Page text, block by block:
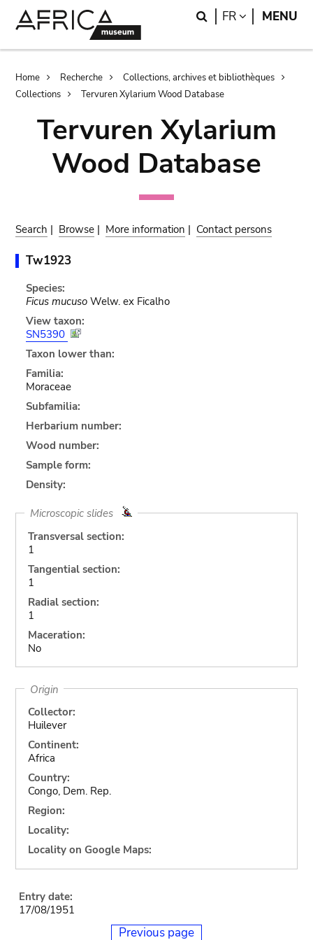
Search
FR LANGUAGE
MENU
Breadcrumb
Home Recherche
Collections, archives et bibliothèques
Collections
Tervuren Xylarium Wood Database
Tervuren Xylarium
Wood Database
Search | Browse | More information | Contact persons
Tw1923
Species:
Ficus mucusoWelw. ex Ficalho
View taxon:
SN5390
Taxon lower than:
Familia:
Moraceae
Subfamilia:
Herbarium number:
Wood number:
Sample form:
Density:
Microscopic slides
Transversal section:
1
Tangential section:
1
Radial section:
1
Maceration:
No
Origin
Collector:
Huilever
Continent:
Africa
Country:
Congo, Dem. Rep.
Region:
Locality:
Locality on Google Maps:
Entry date:
17/08/1951
Previous page